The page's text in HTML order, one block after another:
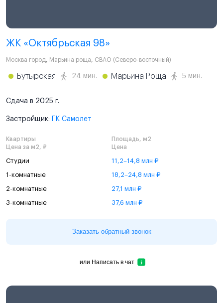
ЖК «Октябрьская 98»
Москва город, Марьина роща, СВАО (Северо-восточный)
Бутырская 24 мин. Марьина Роща 5 мин.
Сдача в 2025 г.
Застройщик: ГК Самолет
Квартиры
Площадь, м2
Цена за м2, ₽
Цена
Студии 11,2–14,8 млн ₽
1-комнатные 18,2–24,8 млн ₽
2-комнатные 27,1 млн ₽
3-комнатные 37,6 млн ₽
Заказать обратный звонок
или Написать в чат